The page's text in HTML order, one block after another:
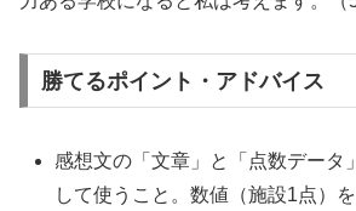
勝てるポイント・アドバイス
感想文の「文章」と「点数データ
して使うこと。数値（施設1点）